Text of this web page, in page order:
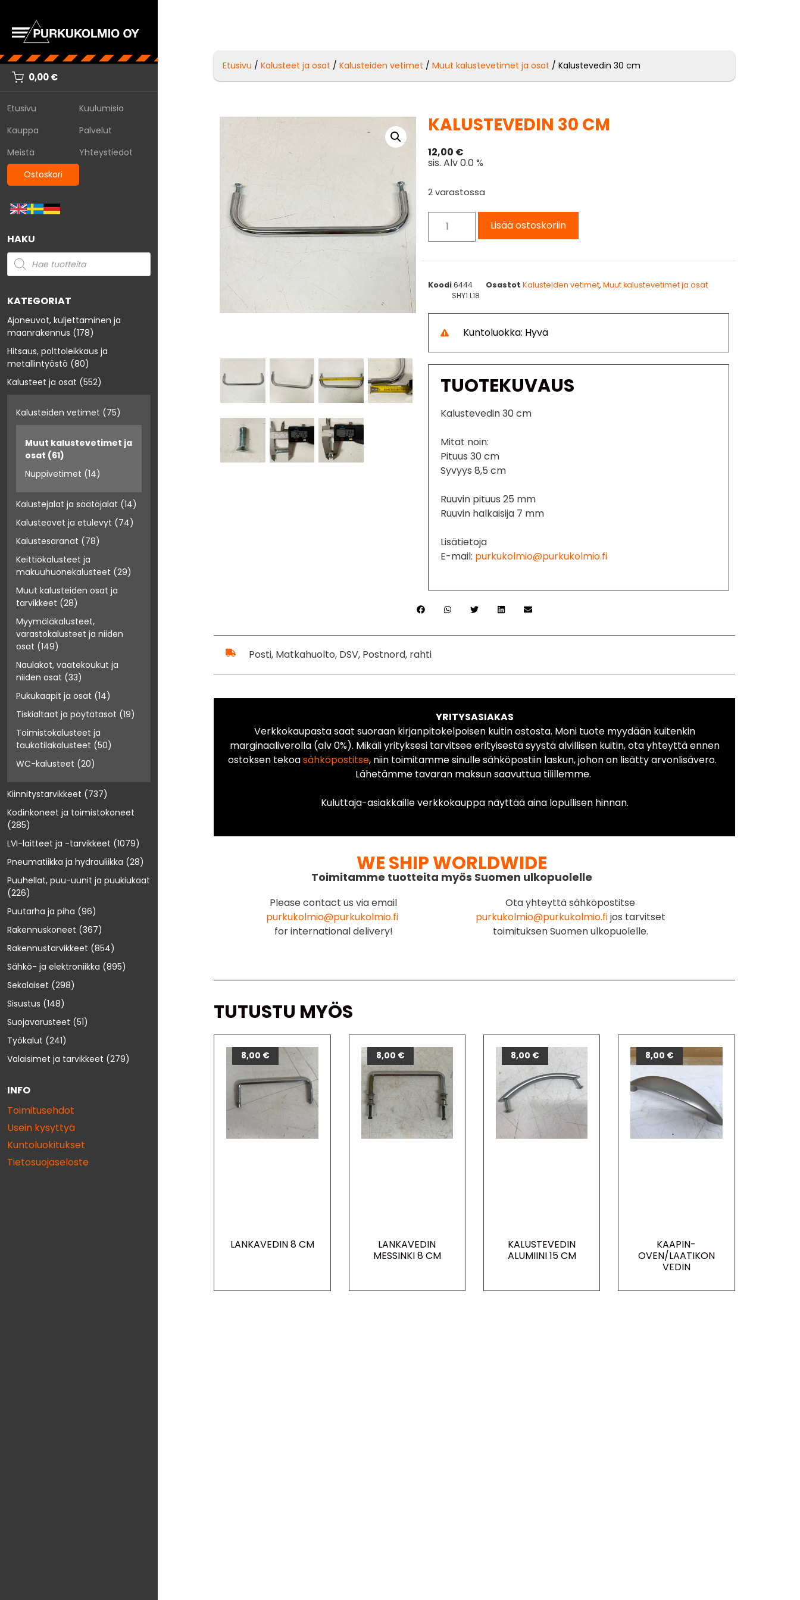
0,00€
Etusivu
Kuulumisia
Kauppa
Palvelut
Meistä
Yhteystiedot
Ostoskori
HAKU
KATEGORIAT
Ajoneuvot, kuljettaminen ja
maanrakennus (178)
Hitsaus, polttoleikkaus ja
metallintyöstö (80)
Kalusteet ja osat (552)
Kalusteiden vetimet (75)
Muut kalustevetimet ja
osat (61)
Nuppivetimet (14)
Kalustejalat ja säätöjalat (14)
Kalusteovet ja etulevyt (74)
Kalustesaranat (78)
Keittiökalusteet ja
makuuhuonekalusteet (29)
Muut kalusteiden osat ja
tarvikkeet (28)
Myymäläkalusteet,
varastokalusteet ja niiden
osat (149)
Naulakot, vaatekoukut ja
niiden osat (33)
Pukukaapit ja osat (14)
Tiskialtaat ja pöytätasot (19)
Toimistokalusteet ja
taukotilakalusteet (50)
WC-kalusteet (20)
Kiinnitystarvikkeet (737)
Kodinkoneet ja toimistokoneet
(285)
LVI-laitteet ja -tarvikkeet (1079)
Pneumatiikka ja hydrauliikka (28)
Puuhellat, puu-uunit ja puukiukaat
(226)
Puutarha ja piha (96)
Rakennuskoneet (367)
Rakennustarvikkeet (854)
Sähkö- ja elektroniikka (895)
Sekalaiset (298)
Sisustus (148)
Suojavarusteet (51)
Työkalut (241)
Valaisimet ja tarvikkeet (279)
INFO
Toimitusehdot
Usein kysyttyä
Kuntoluokitukset
Tietosuojaseloste
Etusivu /Kalusteet ja osat /Kalusteiden vetimet /Muut kalustevetimet ja osat / Kalustevedin 30 cm
KALUSTEVEDIN 30 CM
12,00 €
sis. Alv 0.0 %
2 varastossa
Lisää ostoskoriin
Koodi6444 Osastot Kalusteiden vetimet,Muut kalustevetimet ja osat
SHY1 L18
Kuntoluokka: Hyvä
TUOTEKUVAUS
Kalustevedin 30 cm
Mitat noin:
Pituus 30 cm
Syvyys 8,5 cm
Ruuvin pituus 25 mm
Ruuvin halkaisija 7 mm
Lisätietoja
E-mail: purkukolmio@purkukolmio.fi
Posti, Matkahuolto, DSV, Postnord, rahti
YRITYSASIAKAS
Verkkokaupasta saat suoraan kirjanpitokelpoisen kuitin ostosta. Moni tuote myydään kuitenkin
marginaaliverolla (alv 0%). Mikäli yrityksesi tarvitsee erityisestä syystä alvillisen kuitin, ota yhteyttä ennen
ostoksen tekoasähköpostitse, niin toimitamme sinulle sähköpostiin laskun, johon on lisätty arvonlisävero.
Lähetämme tavaran maksun saavuttua tilillemme.
Kuluttaja-asiakkaille verkkokauppa näyttää aina lopullisen hinnan.
WE SHIP WORLDWIDE
Toimitamme tuotteita myös Suomen ulkopuolelle
Please contact us via email
purkukolmio@purkukolmio.fi
for international delivery!
Ota yhteyttä sähköpostitse
purkukolmio@purkukolmio.fijos tarvitset
toimituksen Suomen ulkopuolelle.
TUTUSTU MYÖS
LANKAVEDIN 8 CM
8,00 €
LANKAVEDIN
MESSINKI 8 CM
8,00 €
KALUSTEVEDIN
ALUMIINI 15 CM
8,00 €
KAAPIN-
OVEN/LAATIKON
VEDIN
8,00 €